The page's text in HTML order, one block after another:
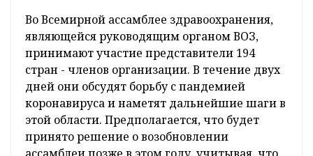
Во Всемирной ассамблее здравоохранения,
являющейся руководящим органом ВОЗ,
принимают участие представители 194
стран - членов организации. В течение двух
дней они обсудят борьбу с пандемией
коронавируса и наметят дальнейшие шаги в
этой области. Предполагается, что будет
принято решение о возобновлении